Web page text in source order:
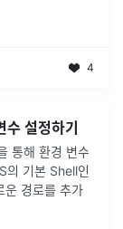
4
설정하기
통해 환경 변수
의 기본 Shell인
경로를 추가